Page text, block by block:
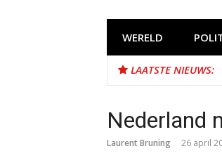
WERELD
LAATSTE NIEUWS:
Nederland
Laurent Bruning 26 april